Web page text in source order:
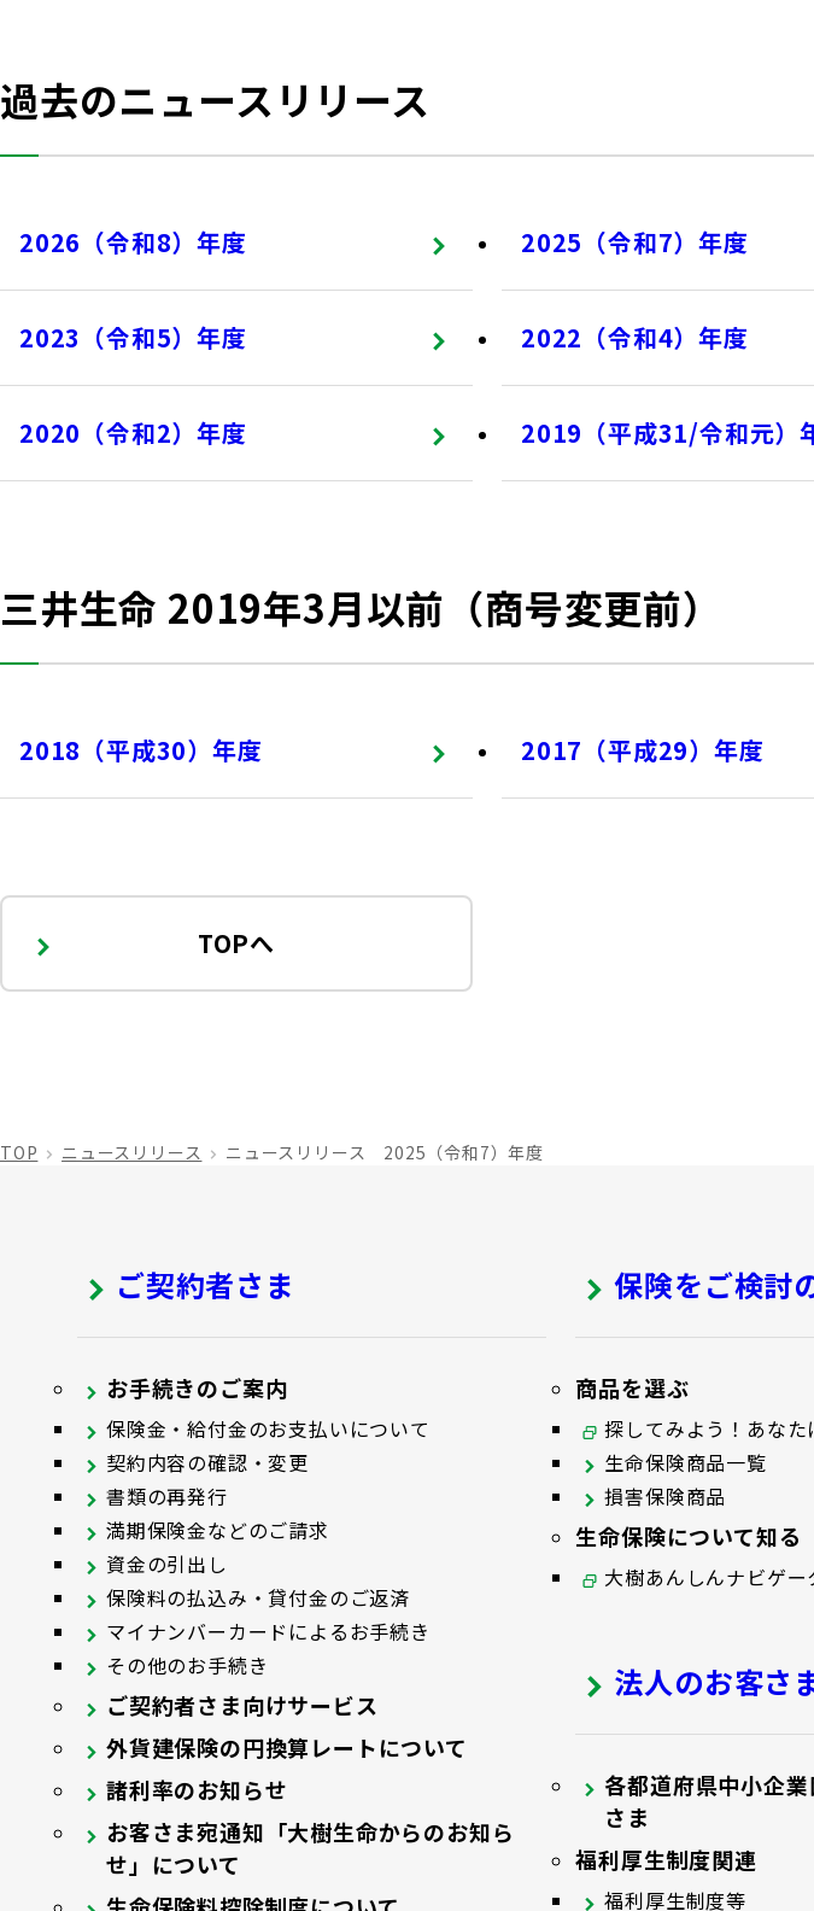
過去のニュースリリース
2026（令和8）年度 2025（令和7）年度
2023（令和5）年度 2022（令和4）年度
2020（令和2）年度 2019（平成31/令和元）
三井生命 2019年3月以前（商号変更前）
2018（平成30）年度 2017（平成29）年度
TOPへ
TOP ニュースリリース ニュースリリース 2025（令和7）年度
ご契約者さま
お手続きのご案内
保険金・給付金のお支払いについて
契約内容の確認・変更
書類の再発行
満期保険金などのご請求
資金の引出し
保険料の払込み・貸付金のご返済
マイナンバーカードによるお手続き
その他のお手続き
ご契約者さま向けサービス
外貨建保険の円換算レートについて
諸利率のお知らせ
お客さま宛通知「大樹生命からのお知ら
せ」について
保険をご検討
商品を選ぶ
探してみよう！あな
生命保険商品一覧
損害保険商品
生命保険について知る
大樹あんしんナビゲー
法人のお客さ
各都道府県中小企
さま
福利厚生制度関連
福利厚生制度等